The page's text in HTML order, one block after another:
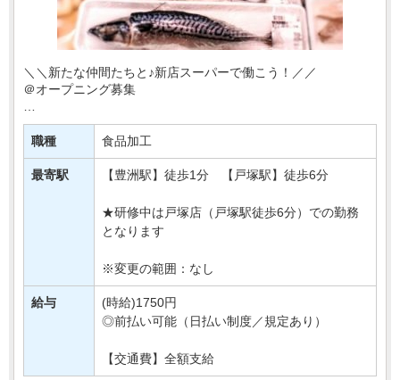
＼＼新たな仲間たちと♪新店スーパーで働こう！／／
＠オープニング募集
東京・神奈川を中心にお店を展開♪
このたび有名スーパーマーケットの新店が
【豊洲駅】にニューオープン！！！
職種 食品加工
最寄駅 【豊洲駅】徒歩1分 【戸塚駅】徒歩6分
★研修中は戸塚店（戸塚駅徒歩6分）での勤務
となります
※変更の範囲：なし
給与
(時給)1750円
◎前払い可能（日払い制度／規定あり）
【交通費】全額支給